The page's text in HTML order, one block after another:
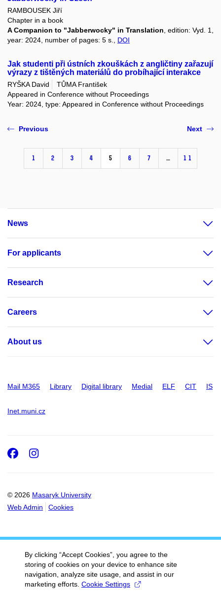
RAMBOUSEK Jiří
Chapter in a book
A Companion to "Jabberwocky" in Translation , edition: Vyd. 1,
year: 2024, number of pages: 5 s., DOI
Jak studenti při ústních zkouškách z angličtiny zařazují
výrazy z tištěných materiálů do probíhající interakce
RYŠKA David
TŮMA František
Appeared in Conference without Proceedings
Year: 2024, type: Appeared in Conference without Proceedings
Previous
1 2 3 4 5 6 7 … 11
Next
News
For applicants
Research
Careers
About us
Mail M365 Library Digital library Medial ELF CIT IS
Inet.muni.cz
© 2026 Masaryk University
Web Admin
Cookies
Facebook
Instagram
By clicking “Accept Cookies”, you agree to the
storing of cookies on your device to enhance site
navigation, analyze site usage, and assist in our
marketing efforts. Cookie Settings